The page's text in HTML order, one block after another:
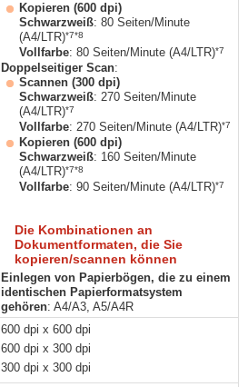
Kopieren (600 dpi)
Schwarzweiß: 80 Seiten/Minute
(A4/LTR)*7*8
Vollfarbe: 80 Seiten/Minute (A4/LTR)*7
Doppelseitiger Scan:
Scannen (300 dpi)
Schwarzweiß: 270 Seiten/Minute
(A4/LTR)*7
Vollfarbe: 270 Seiten/Minute (A4/LTR)*7
Kopieren (600 dpi)
Schwarzweiß: 160 Seiten/Minute
(A4/LTR)*7*8
Vollfarbe: 90 Seiten/Minute (A4/LTR)*7
Die Kombinationen an
Dokumentformaten, die Sie
kopieren/scannen können
Einlegen von Papierbögen, die zu einem
identischen Papierformatsystem
gehören: A4/A3, A5/A4R
600 dpi x 600 dpi
600 dpi x 300 dpi
300 dpi x 300 dpi